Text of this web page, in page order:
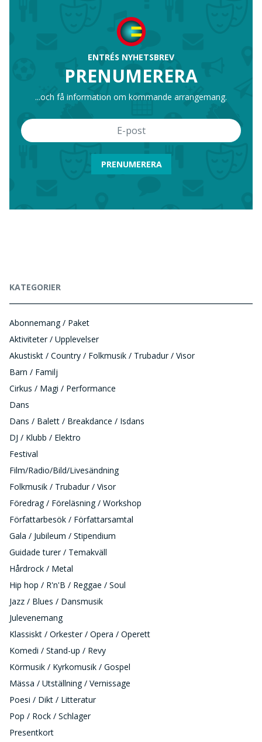
ENTRÉS NYHETSBREV
PRENUMERERA
...och få information om kommande arrangemang.
PRENUMERERA
KATEGORIER
Abonnemang / Paket
Aktiviteter / Upplevelser
Akustiskt / Country / Folkmusik / Trubadur / Visor
Barn / Familj
Cirkus / Magi / Performance
Dans
Dans / Balett / Breakdance / Isdans
DJ / Klubb / Elektro
Festival
Film/Radio/Bild/Livesändning
Folkmusik / Trubadur / Visor
Föredrag / Föreläsning / Workshop
Författarbesök / Författarsamtal
Gala / Jubileum / Stipendium
Guidade turer / Temakväll
Hårdrock / Metal
Hip hop / R'n'B / Reggae / Soul
Jazz / Blues / Dansmusik
Julevenemang
Klassiskt / Orkester / Opera / Operett
Komedi / Stand-up / Revy
Körmusik / Kyrkomusik / Gospel
Mässa / Utställning / Vernissage
Poesi / Dikt / Litteratur
Pop / Rock / Schlager
Presentkort